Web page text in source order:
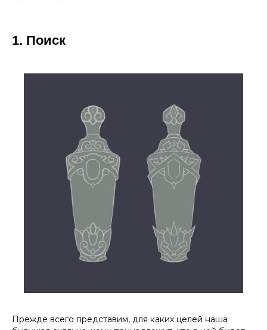
1. Поиск
Прежде всего представим, для каких целей наша